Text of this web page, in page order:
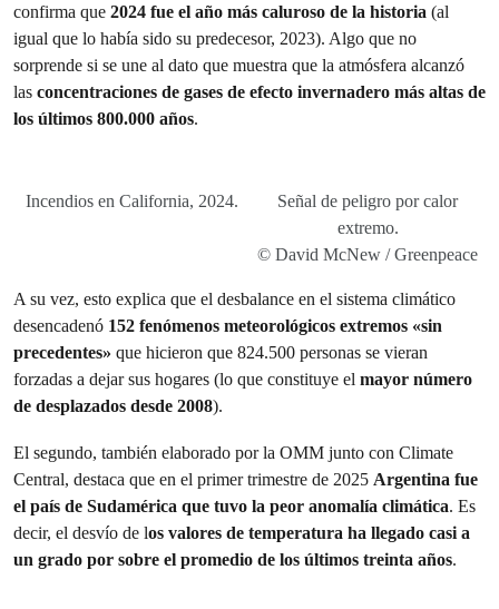
confirma que 2024 fue el año más caluroso de la historia (al
igual que lo había sido su predecesor, 2023). Algo que no
sorprende si se une al dato que muestra que la atmósfera alcanzó
las concentraciones de gases de efecto invernadero más altas de
los últimos 800.000 años.
Incendios en California, 2024.
Señal de peligro por calor
extremo.
© David McNew / Greenpeace
A su vez, esto explica que el desbalance en el sistema climático
desencadenó 152 fenómenos meteorológicos extremos «sin
precedentes» que hicieron que 824.500 personas se vieran
forzadas a dejar sus hogares (lo que constituye el mayor número
de desplazados desde 2008).
El segundo, también elaborado por la OMM junto con Climate
Central, destaca que en el primer trimestre de 2025 Argentina fue
el país de Sudamérica que tuvo la peor anomalía climática. Es
decir, el desvío de los valores de temperatura ha llegado casi a
un grado por sobre el promedio de los últimos treinta años.